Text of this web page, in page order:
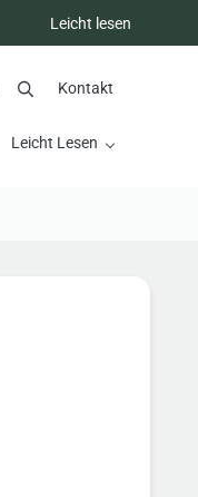
Leicht lesen
SuchenKontakt
Leicht Lesen